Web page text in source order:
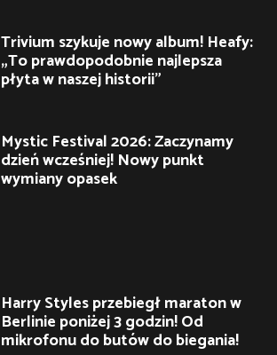
Trivium szykuje nowy album! Heafy:
„To prawdopodobnie najlepsza
płyta w naszej historii”
Mystic Festival 2026: Zaczynamy
dzień wcześniej! Nowy punkt
wymiany opasek
Harry Styles przebiegł maraton w
Berlinie poniżej 3 godzin! Od
mikrofonu do butów do biegania!